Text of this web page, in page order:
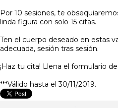
Por 10 sesiones, te
linda figura con solo 15 citas.
Ten el cuerpo deseado en estas
adecuada, sesión tras sesión.
¡Haz tu cita! Llena el formulario
***Válido hasta el 30/11/2019.